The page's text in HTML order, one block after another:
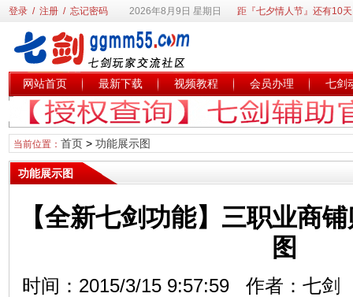
登录/ 注册/ 忘记密码 2026年8月9日 星期日 距『七夕情人节』还有10天
网站首页 最新下载 视频教程 会员办理 七剑
当前位置： 首页> 功能展示图
功能展示图
【全新七剑功能】三职业商
图
时间：2015/3/15 9:57:59 作者：七剑